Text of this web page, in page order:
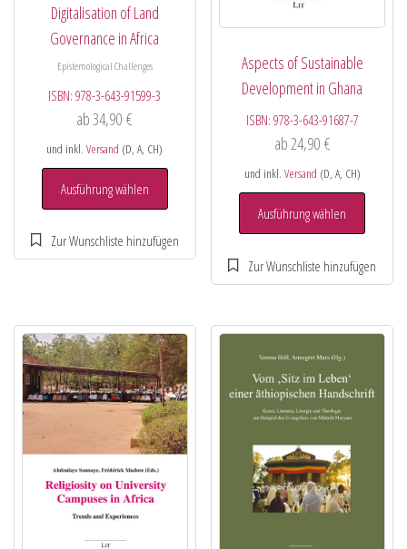
Digitalisation of Land
Governance in Africa
Epistemological Challenges
ISBN:978-3-643-91599-3
ab34,90€
und inkl.Versand (D, A, CH)
Ausführung wählen
Aspects of Sustainable
Development in Ghana
ISBN: 978-3-643-91687-7
ab24,90 €
und inkl. Versand (D, A, CH)
Ausführung wählen